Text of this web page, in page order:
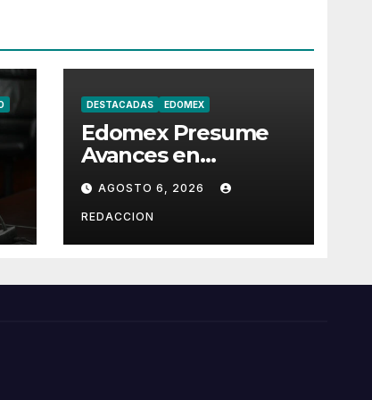
DESTACADAS EDOMEX
Edomex Presume
Avances en
Seguridad con más
de 253 mil
Operativos
AGOSTO 6, 2026
REDACCION